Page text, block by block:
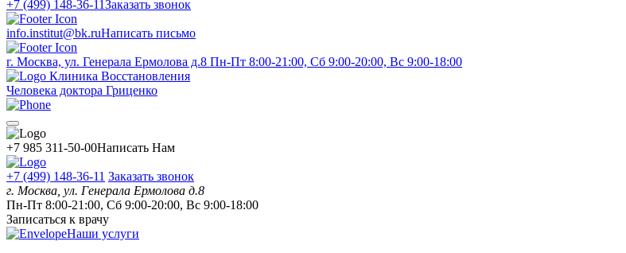
+7 (499) 148-36-11Заказать звонок
info.institut@bk.ruНаписать письмо
г. Москва, ул. Генерала Ермолова д.8 Пн-Пт 8:00-21:00, Сб 9:00-20:00, Вс 9:00-18:00
Клиника Восстановления
Человека доктора Гриценко
+7 985 311-50-00Написать Нам
+7 (499) 148-36-11 Заказать звонок
г. Москва, ул. Генерала Ермолова д.8
Пн-Пт 8:00-21:00, Сб 9:00-20:00, Вс 9:00-18:00
Записаться к врачу
Наши услуги